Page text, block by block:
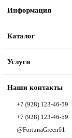
Информация
Каталог
Услуги
Наши контакты
+7 (928) 123-46-59
+7 (928) 123-46-59
@FortunaGreen61